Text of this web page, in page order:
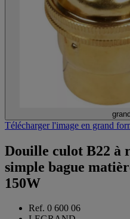
Télécharger l'image en grand
Douille culot B22 à
simple bague
150W
Ref. 0 600 06